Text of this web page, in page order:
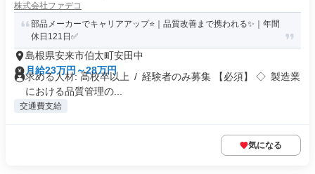
株式会社ファデコ
部品メーカーでキャリアアップ⭐｜品質改善まで携われる✨｜年間
休日121日✅
島根県安来市伯太町安田中
月給23万円～28万円
求める人材: 高校卒以上 / 経験者のみ募集 【必須】 ◇ 製造業
における品質管理の...
交通費支給
気になる